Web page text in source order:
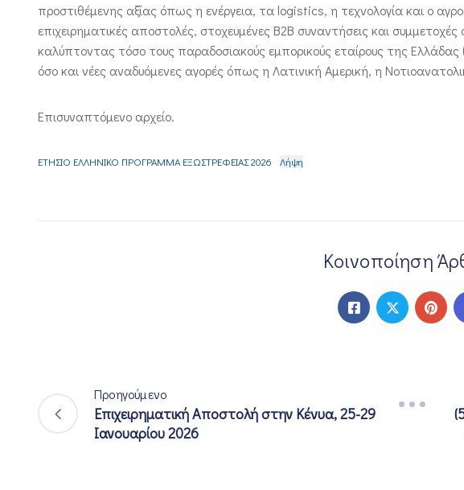
προστιθέμενης αξίας όπως η ενέργεια, τα logistics, η τεχνολογία και ο
επιχειρηματικές αποστολές, στοχευμένες B2B συναντήσεις και
καλύπτοντας τόσο τους παραδοσιακούς εμπορικούς εταίρους της
όσο και νέες αναδυόμενες αγορές όπως η Λατινική Αμερική, η
Επισυναπτόμενο αρχείο.
ΕΤΗΣΙΟ ΕΛΛΗΝΙΚΟ ΠΡΟΓΡΑΜΜΑ ΕΞΩΣΤΡΕΦΕΙΑΣ 2026 Λήψη
Κοινοποίηση
Προηγούμενο
Επιχειρηματική Αποστολή στην Κένυα, 25-29
Ιανουαρίου 2026